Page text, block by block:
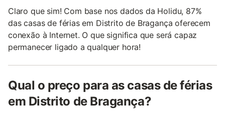
Claro que sim! Com base nos dados da Holidu, 87%
das casas de férias em Distrito de Bragança oferecem
conexão à Internet. O que significa que será capaz
permanecer ligado a qualquer hora!
Qual o preço para as casas de férias
em Distrito de Bragança?